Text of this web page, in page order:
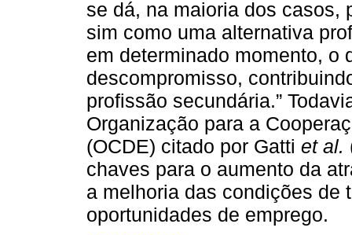
se dá, na maioria dos casos,
sim como uma alternativa
em determinado momento, o
descompromisso,
profissão secundária.”
Organização para a
(OCDE) citado por Gatti et al.
chaves para o aumento da
a melhoria das condições de
oportunidades de emprego.